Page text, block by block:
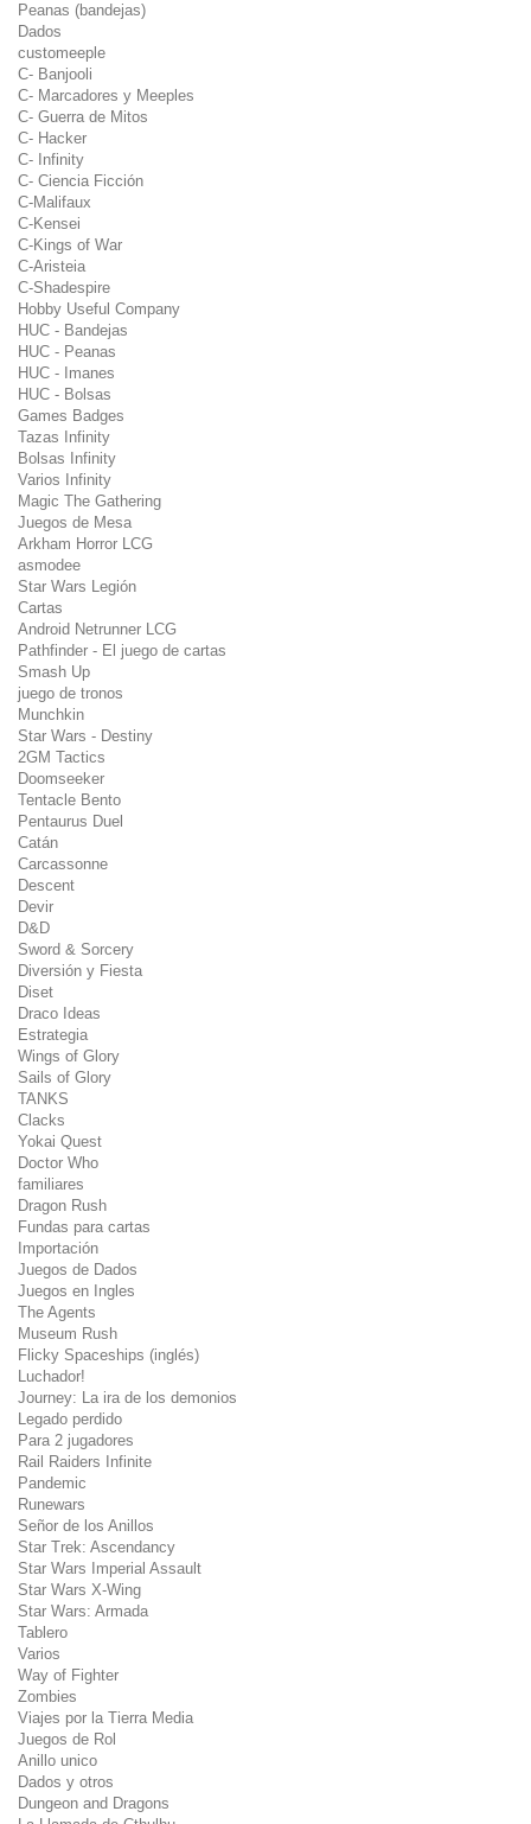
Peanas (bandejas)
Dados
customeeple
C- Banjooli
C- Marcadores y Meeples
C- Guerra de Mitos
C- Hacker
C- Infinity
C- Ciencia Ficción
C-Malifaux
C-Kensei
C-Kings of War
C-Aristeia
C-Shadespire
Hobby Useful Company
HUC - Bandejas
HUC - Peanas
HUC - Imanes
HUC - Bolsas
Games Badges
Tazas Infinity
Bolsas Infinity
Varios Infinity
Magic The Gathering
Juegos de Mesa
Arkham Horror LCG
asmodee
Star Wars Legión
Cartas
Android Netrunner LCG
Pathfinder - El juego de cartas
Smash Up
juego de tronos
Munchkin
Star Wars - Destiny
2GM Tactics
Doomseeker
Tentacle Bento
Pentaurus Duel
Catán
Carcassonne
Descent
Devir
D&D
Sword & Sorcery
Diversión y Fiesta
Diset
Draco Ideas
Estrategia
Wings of Glory
Sails of Glory
TANKS
Clacks
Yokai Quest
Doctor Who
familiares
Dragon Rush
Fundas para cartas
Importación
Juegos de Dados
Juegos en Ingles
The Agents
Museum Rush
Flicky Spaceships (inglés)
Luchador!
Journey: La ira de los demonios
Legado perdido
Para 2 jugadores
Rail Raiders Infinite
Pandemic
Runewars
Señor de los Anillos
Star Trek: Ascendancy
Star Wars Imperial Assault
Star Wars X-Wing
Star Wars: Armada
Tablero
Varios
Way of Fighter
Zombies
Viajes por la Tierra Media
Juegos de Rol
Anillo unico
Dados y otros
Dungeon and Dragons